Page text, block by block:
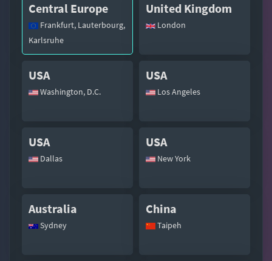
Central Europe
Frankfurt, Lauterbourg,
Karlsruhe
United Kingdom
London
USA
Washington, D.C.
USA
Los Angeles
USA
Dallas
USA
New York
Australia
Sydney
China
Taipeh